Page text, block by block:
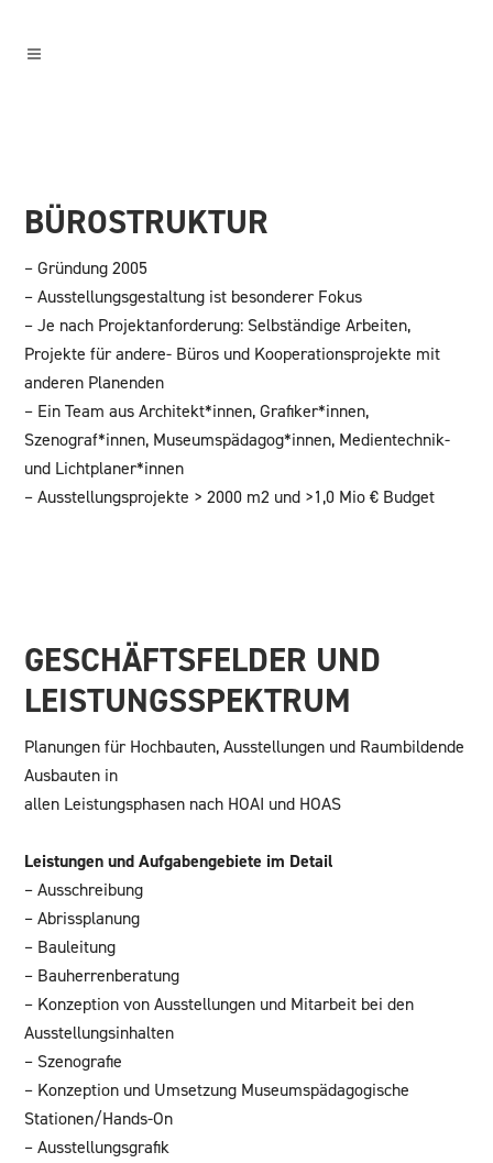
BÜROSTRUKTUR
– Gründung 2005
– Ausstellungsgestaltung ist besonderer Fokus
– Je nach Projektanforderung: Selbständige Arbeiten,
Projekte für andere- Büros und Kooperationsprojekte mit
anderen Planenden
– Ein Team aus Architekt*innen, Grafiker*innen,
Szenograf*innen, Museumspädagog*innen, Medientechnik-
und Lichtplaner*innen
– Ausstellungsprojekte > 2000 m2 und >1,0 Mio € Budget
GESCHÄFTSFELDER UND
LEISTUNGSSPEKTRUM
Planungen für Hochbauten, Ausstellungen und Raumbildende
Ausbauten in
allen Leistungsphasen nach HOAI und HOAS
Leistungen und Aufgabengebiete im Detail
– Ausschreibung
– Abrissplanung
– Bauleitung
– Bauherrenberatung
– Konzeption von Ausstellungen und Mitarbeit bei den
Ausstellungsinhalten
– Szenografie
– Konzeption und Umsetzung Museumspädagogische
Stationen/Hands-On
– Ausstellungsgrafik